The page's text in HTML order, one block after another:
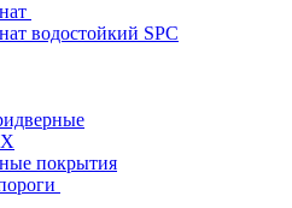
водостойкий SPC
покрытия